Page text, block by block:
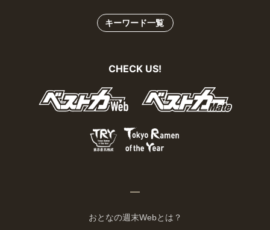
キーワード一覧
CHECK US!
おとなの週末Webとは？